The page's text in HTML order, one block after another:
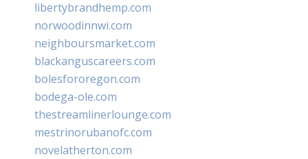
libertybrandhemp.com
norwoodinnwi.com
neighboursmarket.com
blackanguscareers.com
bolesfororegon.com
bodega-ole.com
thestreamlinerlounge.com
mestrinorubanofc.com
novelatherton.com